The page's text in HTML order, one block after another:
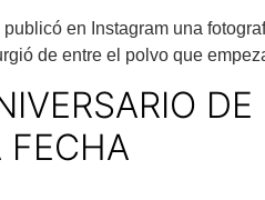
en Instagram una
de entre el polvo que
FECHA